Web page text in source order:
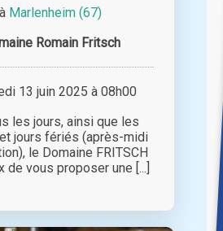
Marlenheim (67)
Romain Fritsch
13 juin 2025 à 08h00
les jours, ainsi que les
jours fériés (après-midi
le Domaine FRITSCH
de vous proposer une [...]